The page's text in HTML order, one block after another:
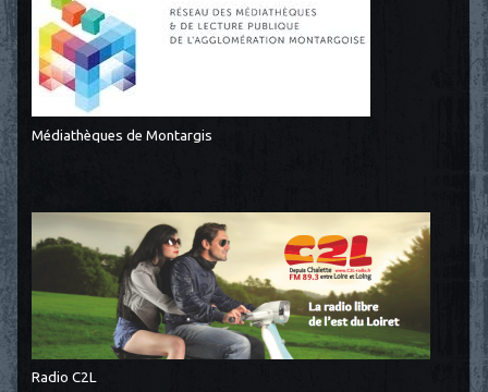
Médiathèques de Montargis
Radio C2L